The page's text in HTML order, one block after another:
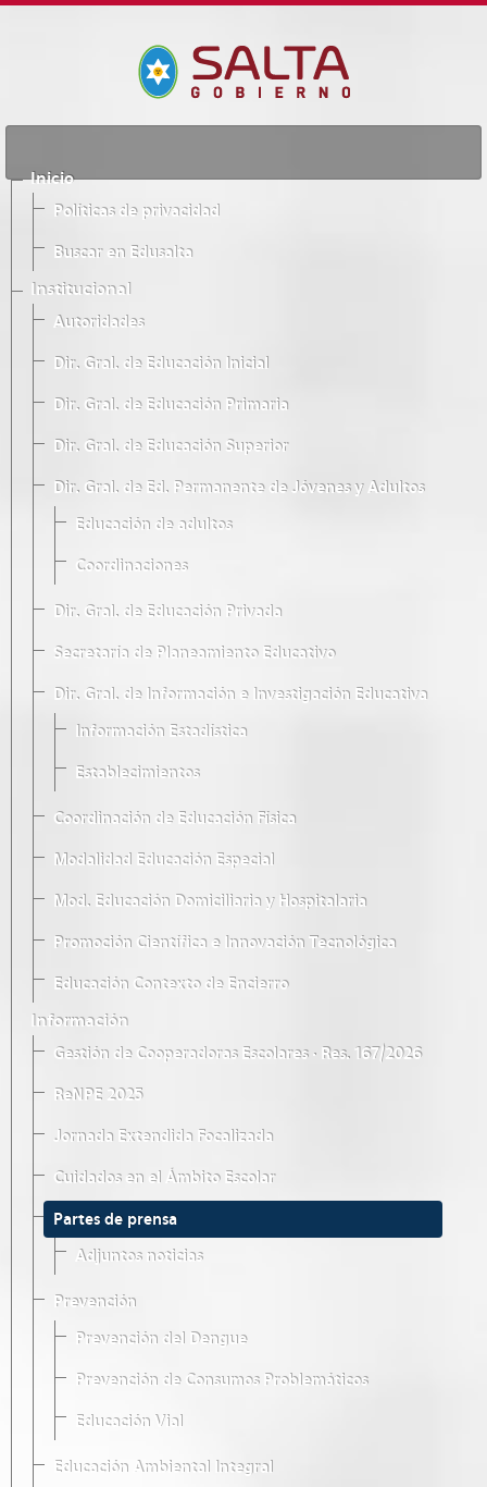
Inicio
Políticas de privacidad
Buscar en Edusalta
Institucional
Autoridades
Dir. Gral. de Educación Inicial
Dir. Gral. de Educación Primaria
Dir. Gral. de Educación Superior
Dir. Gral. de Ed. Permanente de Jóvenes y Adultos
Educación de adultos
Coordinaciones
Dir. Gral. de Educación Privada
Secretaría de Planeamiento Educativo
Dir. Gral. de Información e Investigación Educativa
Información Estadística
Establecimientos
Coordinación de Educación Física
Modalidad Educación Especial
Mod. Educación Domiciliaria y Hospitalaria
Promoción Científica e Innovación Tecnológica
Educación Contexto de Encierro
Información
Gestión de Cooperadoras Escolares · Res. 167/2026
ReNPE 2025
Jornada Extendida Focalizada
Cuidados en el Ámbito Escolar
Partes de prensa
Adjuntos noticias
Prevención
Prevención del Dengue
Prevención de Consumos Problemáticos
Educación Vial
Educación Ambiental Integral